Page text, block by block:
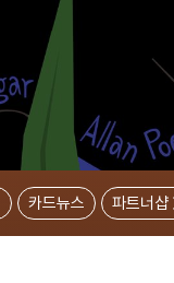
카드뉴스 파트너샵